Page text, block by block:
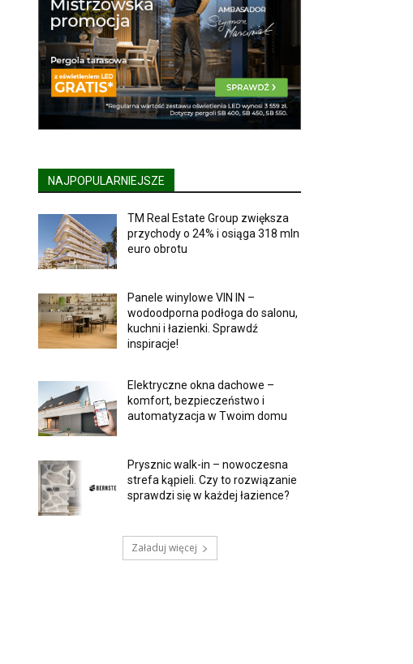
NAJPOPULARNIEJSZE
TM Real Estate Group zwiększa
przychody o 24% i osiąga 318 mln
euro obrotu
Panele winylowe VIN IN –
wodoodporna podłoga do salonu,
kuchni i łazienki. Sprawdź
inspiracje!
Elektryczne okna dachowe –
komfort, bezpieczeństwo i
automatyzacja w Twoim domu
Prysznic walk-in – nowoczesna
strefa kąpieli. Czy to rozwiązanie
sprawdzi się w każdej łazience?
Załaduj więcej